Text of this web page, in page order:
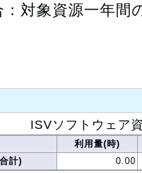
対象資源一年間
ISVソフトウェア
利用量(時)
計)
0.00